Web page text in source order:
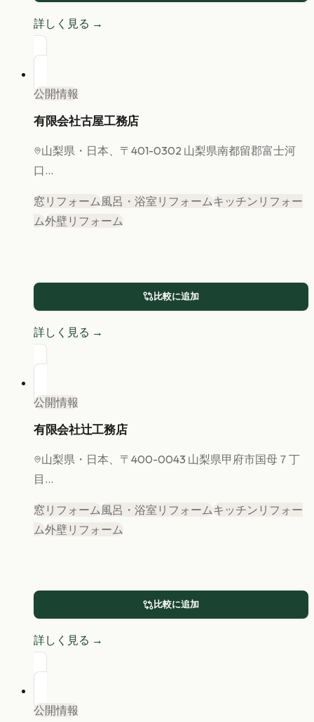
詳しく見る →
公開情報
有限会社古屋工務店
山梨県 ・日本、〒401-0302 山梨県南都留郡富士河
口...
窓リフォーム風呂・浴室リフォームキッチンリフォー
ム外壁リフォーム
比較に追加
詳しく見る →
公開情報
有限会社辻工務店
山梨県 ・日本、〒400-0043 山梨県甲府市国母７丁
目...
窓リフォーム 風呂・浴室リフォームキッチンリフォー
ム外壁リフォーム
比較に追加
詳しく見る →
公開情報